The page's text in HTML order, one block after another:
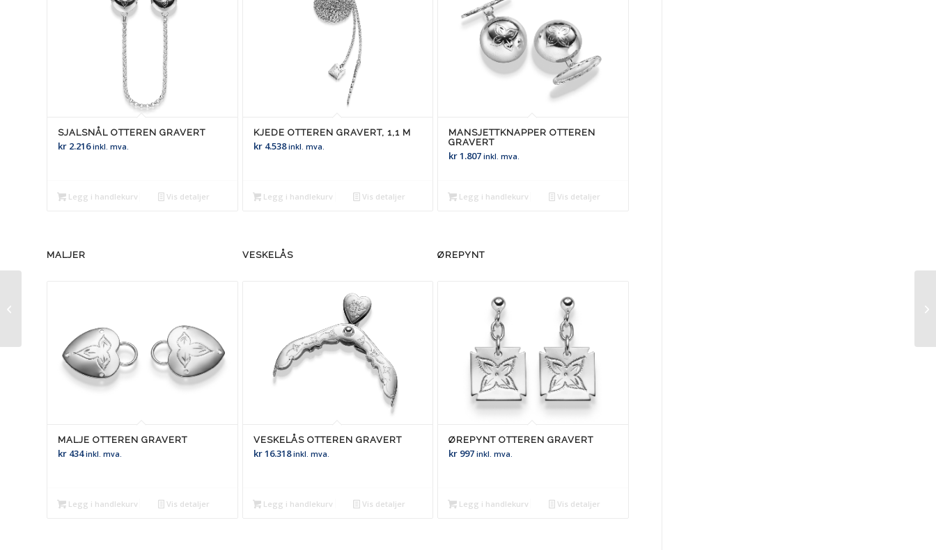
SJALSNÅL OTTEREN GRAVERT
kr 2.216 inkl. mva.
Legg i handlekurv Vis detaljer
KJEDE OTTEREN GRAVERT, 1,1 M
kr4.538 inkl. mva.
Legg i handlekurv Vis detaljer
MANSJETTKNAPPER OTTEREN
GRAVERT
kr1.807 inkl. mva.
Legg i handlekurv Vis detaljer
MALJER
MALJE OTTEREN GRAVERT
kr 434 inkl. mva.
Legg i handlekurv Vis detaljer
VESKELÅS
VESKELÅS OTTEREN GRAVERT
kr16.318 inkl. mva.
Legg i handlekurv Vis detaljer
ØREPYNT
ØREPYNT OTTEREN GRAVERT
kr 997 inkl. mva.
Legg i handlekurv Vis detaljer